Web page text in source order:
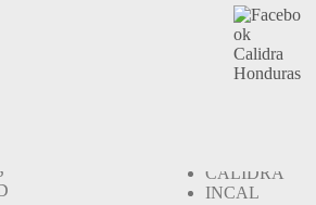
CALIDRA
INCAL